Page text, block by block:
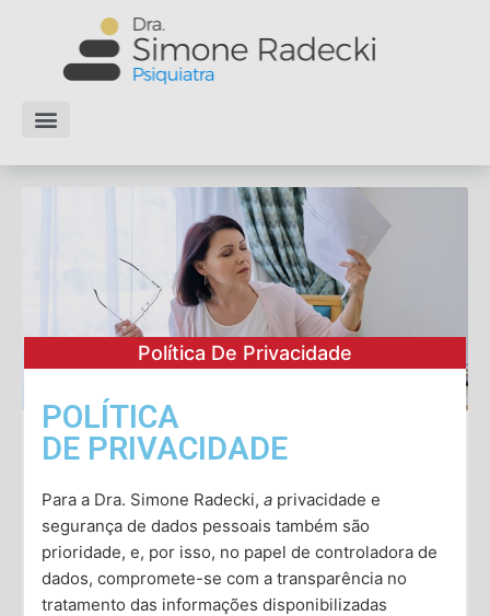
Irritabilidade: Como Gerenciar e
Entender Este Sintoma
A irritabilidade é uma emoção comum que todos nós
sentimos de tempos em tempos. No entanto, quando
ela se torna frequente ou intensa, pode afetar
Política De Privacidade
POLÍTICA
DE PRIVACIDADE
Para a Dra. Simone Radecki,a privacidade e
segurança de dados pessoais também são
prioridade, e, por isso, no papel de controladora de
dados, compromete-se com a transparência no
tratamento das informações disponibilizadas